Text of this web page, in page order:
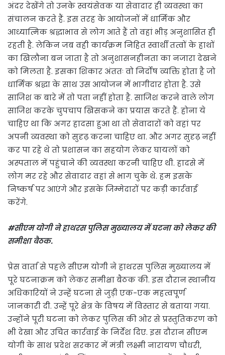
अंदर देखेंगे तो उनके स्वयंसेवक या सेवादार ही व्यवस्था का
संचालन करते हैं. इस तरह के आयोजनों में धार्मिक और
आध्यात्मिक श्रद्धाभाव से लोग आते हैं तो वहां भीड़ अनुशासित ही
रहती है. लेकिन जब वही कार्यक्रम निहित स्वार्थी तत्वों के हाथों
का खिलौना बन जाता है तो अनुशासनहीनता का नजारा देखने
को मिलता है. इसका शिकार अंततः वो निर्दोष व्यक्ति होता है जो
धार्मिक श्रद्धा के साथ उस आयोजन में भागीदार होता है. उसे
साजिश क बारे में तो पता नहीं होता है. साजिश करने वाले लोग
साजिश करके चुपचाप खिसकने का प्रयास करते हैं. होना ये
चाहिए था कि अगर हादसा हुआ था तो सेवादारों को वहां पर
अपनी व्यवस्था को सुदृढ़ करना चाहिए था. और अगर सुदृढ़ नहीं
कर पा रहे थे तो प्रशासन का सहयोग लेकर घायलों को
अस्पताल में पहुंचाने की व्यवस्था करनी चाहिए थी. हादसे में
लोग मर रहे और सेवादार वहां से भाग चुके थे. हम इसके
निष्कर्ष पर आएंगे और इसके जिम्मेदारों पर कड़ी कार्रवाई
करेंगे.
#सीएम योगी ने हाथरस पुलिस मुख्यालय में घटना को लेकर की
समीक्षा बैठक.
प्रेस वार्ता से पहले सीएम योगी ने हाथरस पुलिस मुख्यालय में
पूरे घटनाक्रम को लेकर समीक्षा बैठक की. इस दौरान स्थानीय
अधिकारियों ने उन्हें घटना से जुड़ी एक-एक महत्वपूर्ण
जानकारी दी. उन्हें पूरे क्षेत्र के विषय में विस्तार से बताया गया.
उन्होंने पूरी घटना को लेकर पुलिस की ओर से प्रस्तुतिकरण को
भी देखा और उचित कार्रवाई के निर्देश दिए. इस दौरान सीएम
योगी के साथ प्रदेश सरकार में मंत्री लक्ष्मी नारायण चौधरी,